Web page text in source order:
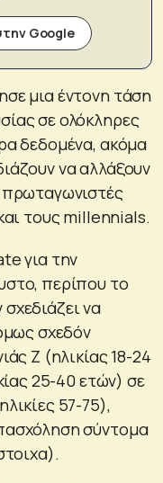
Google
μια έντονη τάση
σε ολόκληρες
δεδομένα, ακόμα
να αλλάξουν
πρωταγωνιστές
τους millennials.
για την
περίπου το
να
σχεδόν
Z (ηλικίας 18-24
25-40 ετών) σε
57-75),
σύντομα